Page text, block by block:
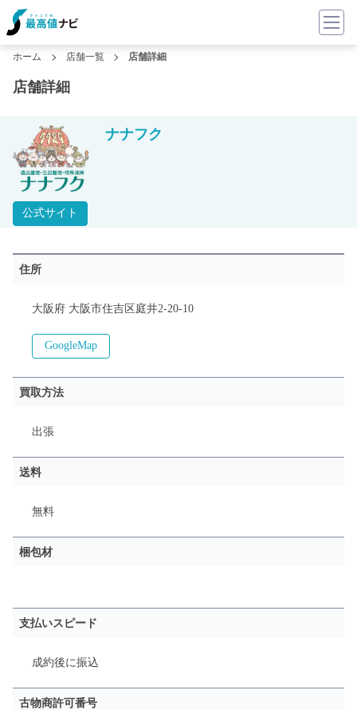
ホーム 店舗一覧 店舗詳細
店舗詳細
公式サイト
ナナフク
住所
大阪府 大阪市住吉区庭井2-20-10
GoogleMap
買取方法
出張
送料
無料
梱包材
支払いスピード
成約後に振込
古物商許可番号